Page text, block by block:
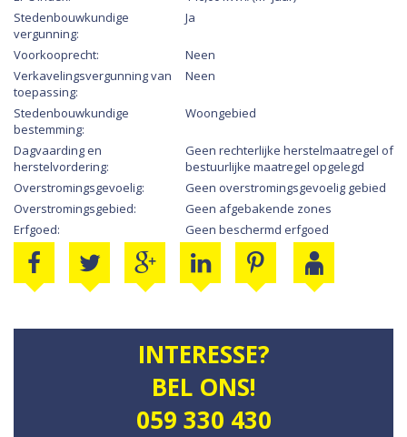
Stedenbouwkundige
vergunning:
Ja
Voorkooprecht:
Neen
Verkavelingsvergunning van
toepassing:
Neen
Stedenbouwkundige
bestemming:
Woongebied
Dagvaarding en
herstelvordering:
Geen rechterlijke herstelmaatregel of
bestuurlijke maatregel opgelegd
Overstromingsgevoelig:
Geen overstromingsgevoelig gebied
Overstromingsgebied:
Geen afgebakende zones
Erfgoed:
Geen beschermd erfgoed
INTERESSE?
BEL ONS!
059 330 430